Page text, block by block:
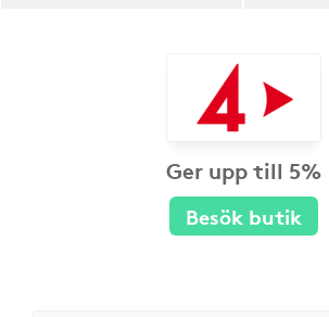
Ger upp till 5%
Besök butik